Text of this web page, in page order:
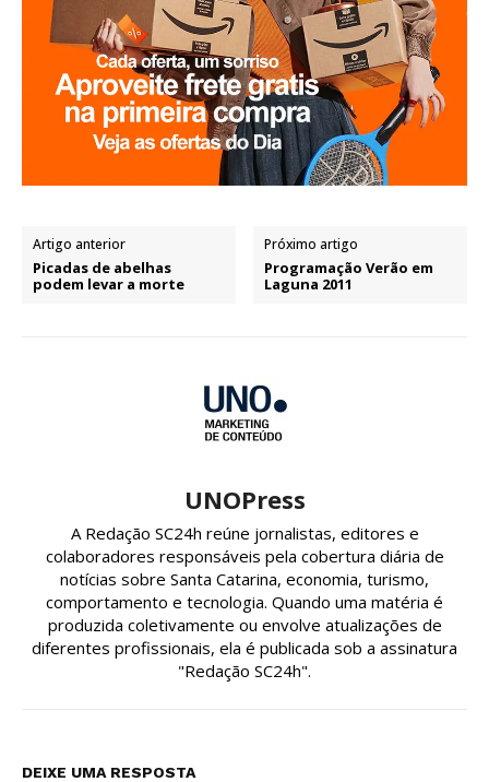
Artigo anterior
Picadas de abelhas
podem levar a morte
Próximo artigo
Programação Verão em
Laguna 2011
UNOPress
A Redação SC24h reúne jornalistas, editores e
colaboradores responsáveis pela cobertura diária de
notícias sobre Santa Catarina, economia, turismo,
comportamento e tecnologia. Quando uma matéria é
produzida coletivamente ou envolve atualizações de
diferentes profissionais, ela é publicada sob a assinatura
"Redação SC24h".
DEIXE UMA RESPOSTA